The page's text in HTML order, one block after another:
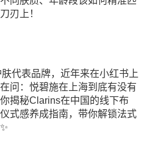
刃上！
代表品牌，近年来在小红书上
问：悦碧施在上海到底有没有
揭秘Clarins在中国的线下布
式感养成指南，带你解锁法式